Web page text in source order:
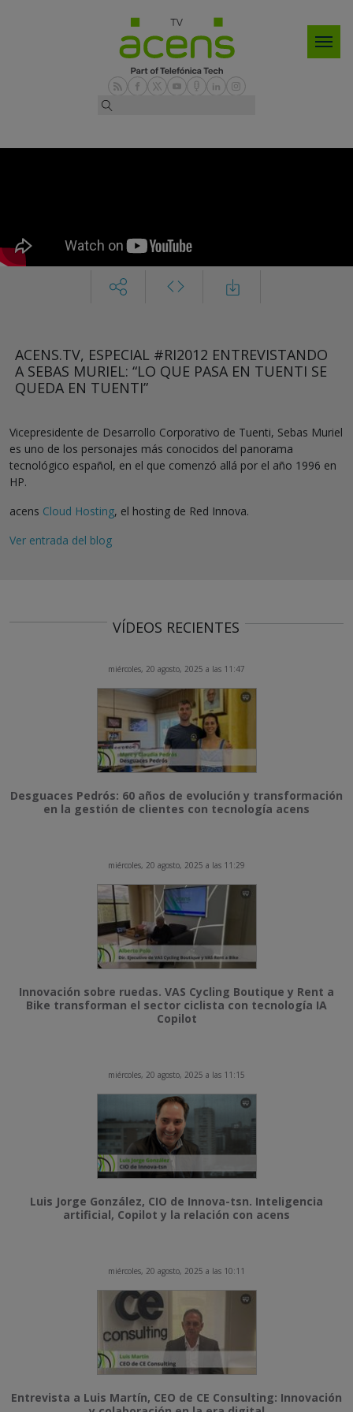
ACENS.TV, ESPECIAL #RI2012 ENTREVISTANDO
A SEBAS MURIEL: “LO QUE PASA EN TUENTI SE
QUEDA EN TUENTI”
Vicepresidente de Desarrollo Corporativo de Tuenti, Sebas Muriel
es uno de los personajes más conocidos del panorama
tecnológico español, en el que comenzó allá por el año 1996 en
HP.
acens Cloud Hosting, el hosting de Red Innova.
Ver entrada del blog
VÍDEOS RECIENTES
miércoles, 20 agosto, 2025 a las 11:47
Desguaces Pedrós: 60 años de evolución y transformación
en la gestión de clientes con tecnología acens
miércoles, 20 agosto, 2025 a las 11:29
Innovación sobre ruedas. VAS Cycling Boutique y Rent a
Bike transforman el sector ciclista con tecnología IA
Copilot
miércoles, 20 agosto, 2025 a las 11:15
Luis Jorge González, CIO de Innova-tsn. Inteligencia
artificial, Copilot y la relación con acens
miércoles, 20 agosto, 2025 a las 10:11
Entrevista a Luis Martín, CEO de CE Consulting: Innovación